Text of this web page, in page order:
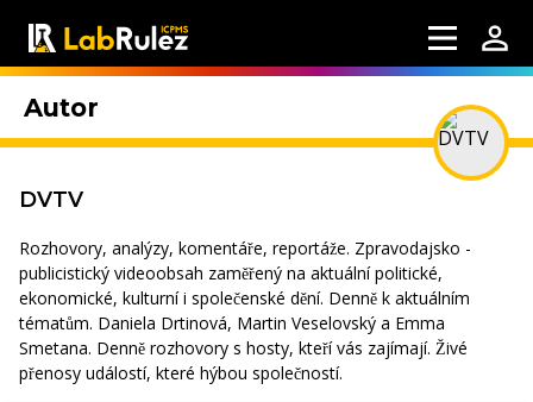
Autor
DVTV
Rozhovory, analýzy, komentáře, reportáže. Zpravodajsko -
publicistický videoobsah zaměřený na aktuální politické,
ekonomické, kulturní i společenské dění. Denně k aktuálním
tématům. Daniela Drtinová, Martin Veselovský a Emma
Smetana. Denně rozhovory s hosty, kteří vás zajímají. Živé
přenosy událostí, které hýbou společností.